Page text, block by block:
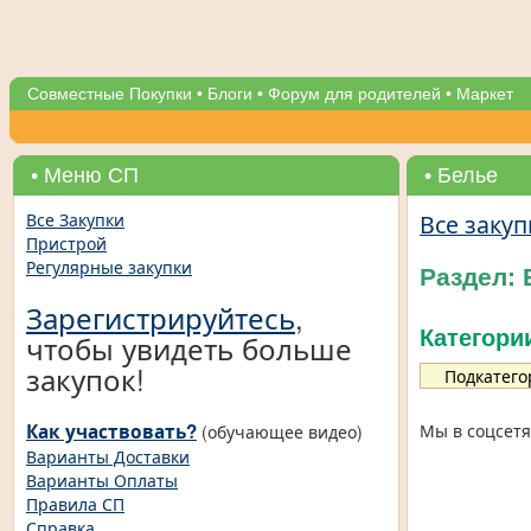
Совместные Покупки • Блоги • Форум для родителей • Маркет
• Меню СП
Все Закупки
Пристрой
Регулярные закупки
Зарегистрируйтесь,
чтобы увидеть больше
закупок!
Как участвовать? (обучающее видео)
Варианты Доставки
Варианты Оплаты
Правила СП
• Белье
Все
Раздел:
Мы в